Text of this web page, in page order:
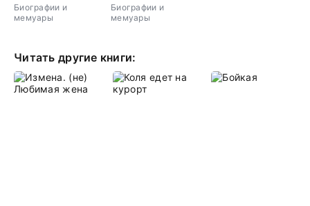
Биографии и
мемуары
Биографии и
мемуары
Читать другие книги: